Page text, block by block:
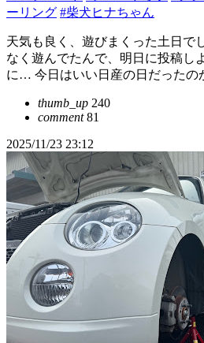
ーリング #柴犬ヒナちゃん
天気も良く、遊びまくった土日で
なく遊んでたんで、明日に投稿し
に… 今日はいい日産の日だったの
thumb_up 240
comment81
2025/11/23 23:12